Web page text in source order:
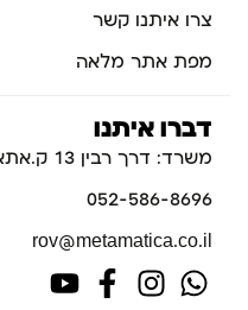
צרו איתנו קשר
מפת אתר מלאה
דברו איתנו
משרד: דרך רבין 13 ק.אתא
052-586-8696
rov@metamatica.co.il